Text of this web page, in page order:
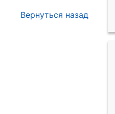
Вернуться назад